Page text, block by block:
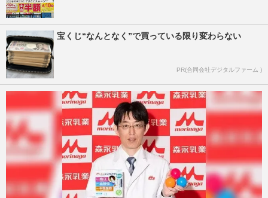
宝くじ“なんとなく”で買っている限り変わらない
PR(合同会社デジタルファーム )